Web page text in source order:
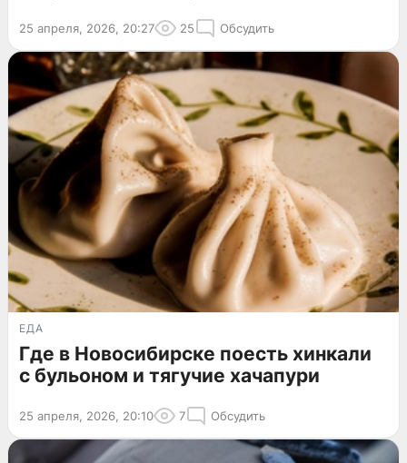
25 апреля, 2026, 20:27 25 Обсудить
ЕДА
Где в Новосибирске поесть хинкали
с бульоном и тягучие хачапури
25 апреля, 2026, 20:10 7 Обсудить